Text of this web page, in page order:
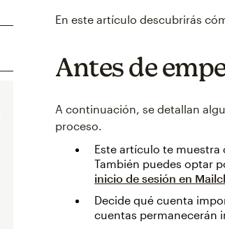
En este artículo descubrirás
Antes de
A continuación, se detallan
proceso.
Este artículo te
También puedes optar
inicio de sesión en
Decide qué cuenta
cuentas permanecerán